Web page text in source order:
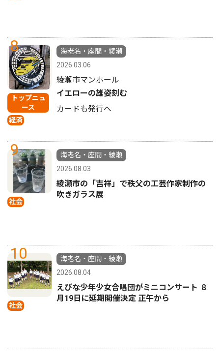
8
トップニュ
ース
経済
海老名・座間・綾瀬
2026.03.06
綾瀬市マンホール
イエローの雄姿刻む
カードも発行へ
9
社会
海老名・座間・綾瀬
2026.08.03
綾瀬市の「吉祥」で秩父の工芸作家制作の
吹きガラス展
10
社会
海老名・座間・綾瀬
2026.08.04
えびな少年少女合唱団がミニコンサート ８
月19日に延期開催決定 正午から